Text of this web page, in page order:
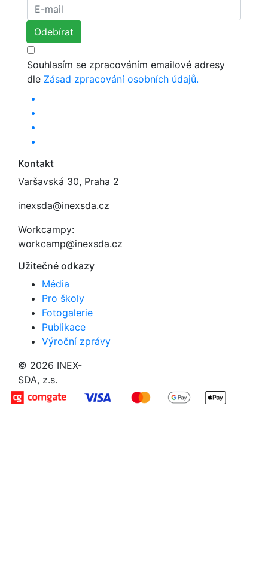
Souhlasím se zpracováním emailové adresy
dle Zásad zpracování osobních údajů.
Kontakt
Varšavská 30, Praha 2
inexsda@inexsda.cz
Workcampy:
workcamp@inexsda.cz
Užitečné odkazy
Média
Pro školy
Fotogalerie
Publikace
Výroční zprávy
© 2026 INEX-
SDA, z.s.